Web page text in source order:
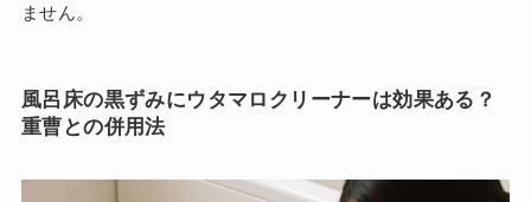
ません。
風呂床の黒ずみにウタマロクリーナーは効果ある？
重曹との併用法